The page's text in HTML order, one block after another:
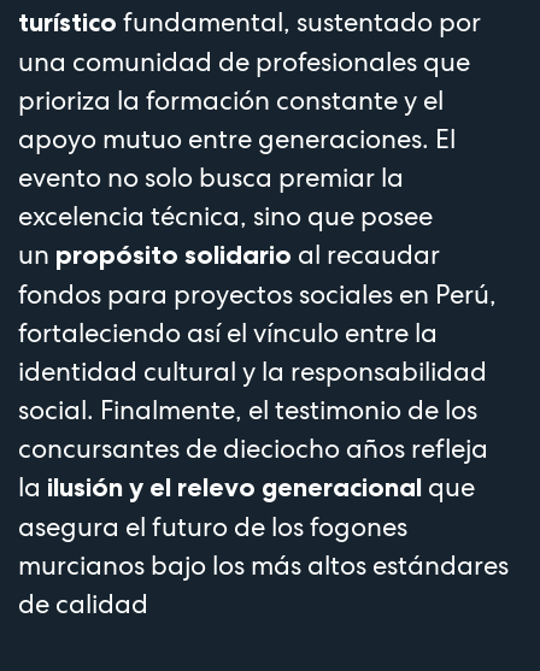
turístico fundamental, sustentado por
una comunidad de profesionales que
prioriza la formación constante y el
apoyo mutuo entre generaciones. El
evento no solo busca premiar la
excelencia técnica, sino que posee
un propósito solidario al recaudar
fondos para proyectos sociales en Perú,
fortaleciendo así el vínculo entre la
identidad cultural y la responsabilidad
social. Finalmente, el testimonio de los
concursantes de dieciocho años refleja
la ilusión y el relevo generacional que
asegura el futuro de los fogones
murcianos bajo los más altos estándares
de calidad